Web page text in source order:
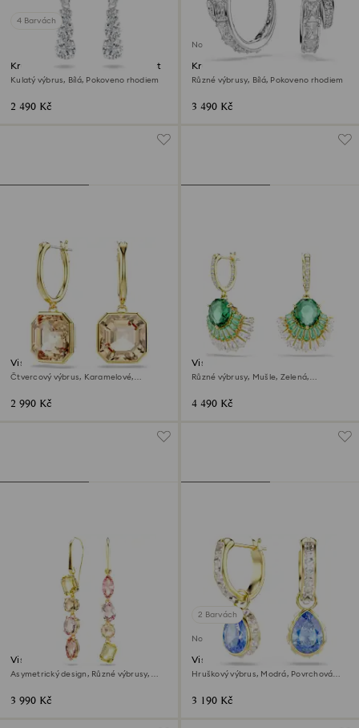
4 Barvách
Kruhové náušnice Stilla Attract
Kulatý výbrus, Bílá, Pokoveno rhodiem
2 490 Kč
Novinka
Kruhové náušnice Vienna
Různé výbrusy, Bílá, Pokoveno rhodiem
3 490 Kč
Visací náušnice Millenia
Čtvercový výbrus, Karamelové,
2 990 Kč
Visací náušnice Idyllia
Různé výbrusy, Mušle, Zelená,
4 490 Kč
Visací náušnice Gema
Asymetrický design, Různé výbrusy,
3 990 Kč
2 Barvách
Novinka
Visací náušnice Chroma
Hruškový výbrus, Modrá, Povrchová
3 190 Kč